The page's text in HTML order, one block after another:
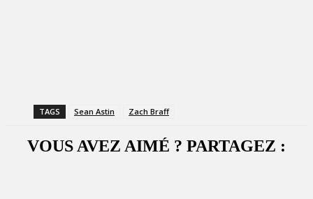
TAGS Sean Astin Zach Braff
VOUS AVEZ AIMÉ ? PARTAGEZ :